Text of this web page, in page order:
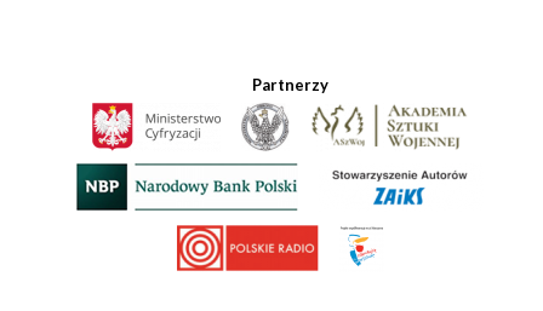
Partnerzy